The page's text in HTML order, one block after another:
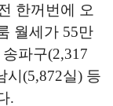
한꺼번에 오
월세가 55만
파구(2,317
시(5,872실) 등
.